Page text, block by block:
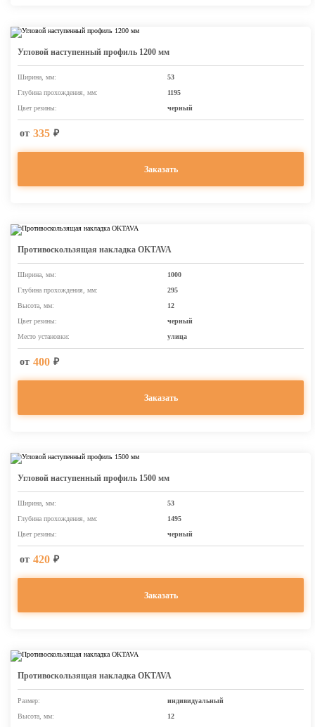
Угловой наступенный профиль 1200 мм
Ширина, мм:
53
Глубина прохождения, мм:
1195
Цвет резины:
черный
от 335 ₽
Заказать
Противоскользящая накладка OKTAVA
Ширина, мм:
1000
Глубина прохождения, мм:
295
Высота, мм:
12
Цвет резины:
черный
Место установки:
улица
от 400 ₽
Заказать
Угловой наступенный профиль 1500 мм
Ширина, мм:
53
Глубина прохождения, мм:
1495
Цвет резины:
черный
от 420 ₽
Заказать
Противоскользящая накладка OKTAVA
Размер:
индивидуальный
Высота, мм:
12